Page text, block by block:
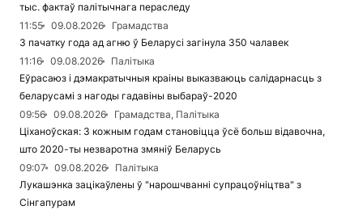
тыс. фактаў палітычнага пераследу
11:55
09.08.2026
Грамадства
З пачатку года ад агню ў Беларусі загінула 350 чалавек
11:16
09.08.2026
Палітыка
Еўрасаюз і дэмакратычныя краіны выказваюць салідарнасць з
беларусамі з нагоды гадавіны выбараў-2020
09:56
09.08.2026
Грамадства, Палітыка
Ціханоўская: З кожным годам становіцца ўсё больш відавочна,
што 2020-ты незваротна змяніў Беларусь
09:07
09.08.2026
Палітыка
Лукашэнка зацікаўлены ў "нарошчванні супрацоўніцтва" з
Сінгапурам